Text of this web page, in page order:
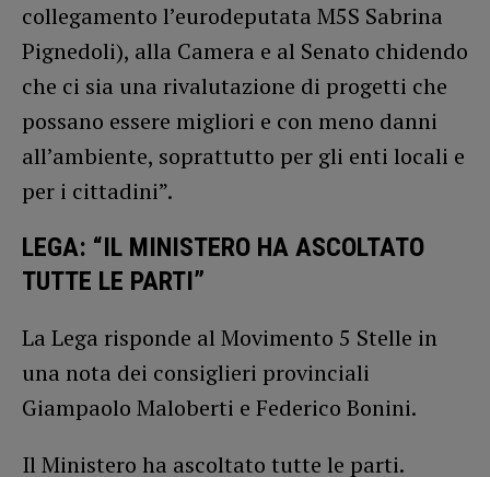
collegamento l’eurodeputata M5S Sabrina
Pignedoli), alla Camera e al Senato chidendo
che ci sia una rivalutazione di progetti che
possano essere migliori e con meno danni
all’ambiente, soprattutto per gli enti locali e
per i cittadini”.
LEGA: “IL MINISTERO HA ASCOLTATO
TUTTE LE PARTI”
La Lega risponde al Movimento 5 Stelle in
una nota dei consiglieri provinciali
Giampaolo Maloberti e Federico Bonini.
Il Ministero ha ascoltato tutte le parti.